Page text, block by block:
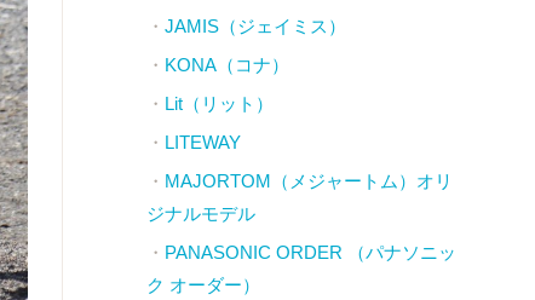
JAMIS（ジェイミス）
KONA（コナ）
Lit（リット）
LITEWAY
MAJORTOM（メジャートム）オリ
ジナルモデル
PANASONIC ORDER （パナソニッ
ク オーダー）